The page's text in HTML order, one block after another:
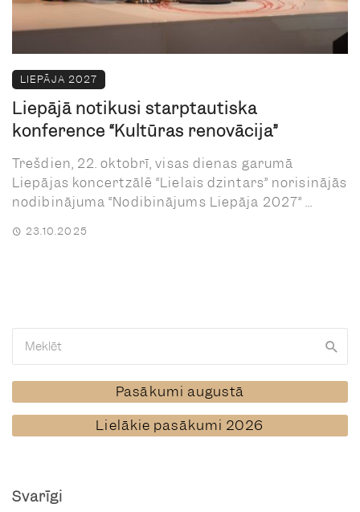
LIEPĀJA 2027
Liepājā notikusi starptautiska
konference “Kultūras renovācija”
Trešdien, 22. oktobrī, visas dienas garumā
Liepājas koncertzālē “Lielais dzintars” norisinājās
nodibinājuma “Nodibinājums Liepāja 2027” ...
23.10.2025
Pasākumi augustā
Lielākie pasākumi 2026
Svarīgi